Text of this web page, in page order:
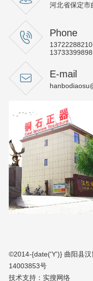
河北省保定市
Phone
13722288210
13733399898
E-mail
©2014-{date('Y')} 曲阳县
14003853号
技术支持： 实搜网络